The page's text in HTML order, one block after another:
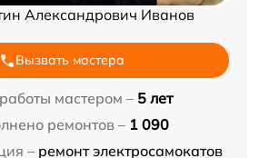
Александрович Иванов
Вызвать мастера
мастером – 5 лет
ремонтов – 1 090
– ремонт электросамокатов